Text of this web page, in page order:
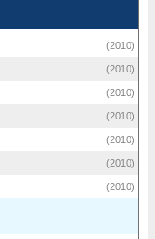
(2010)
(2010)
(2010)
(2010)
(2010)
(2010)
(2010)